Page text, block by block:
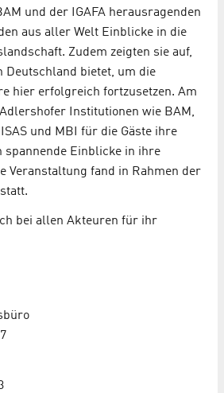
und der IGAFA herausragenden
aus aller Welt Einblicke in die
Zudem zeigten sie auf,
Deutschland bietet, um die
hier erfolgreich fortzusetzen. Am
Institutionen wie BAM,
und MBI für die Gäste ihre
spannende Einblicke in ihre
Veranstaltung fand in Rahmen der
bei allen Akteuren für ihr